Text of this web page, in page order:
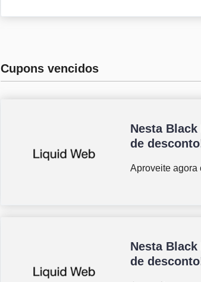
Cupons vencidos
Nesta
de
Aproveite agora
Nesta
de